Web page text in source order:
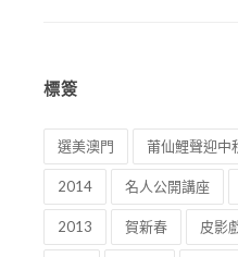
標簽
選美澳門 莆仙鯉聲迎中
2014 名人公開講座
2013 賀新春 皮影